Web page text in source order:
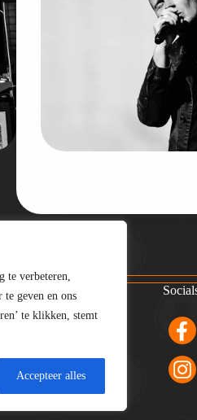
te verbeteren,
te geven en ons
te klikken, stemt
Accepteer alles